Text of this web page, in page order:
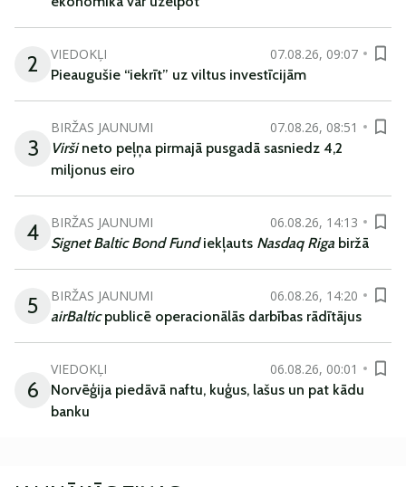
2 VIEDOKĻI
07.08.26, 09:07
Pieaugušie “iekrīt” uz viltus investīcijām
3
BIRŽAS JAUNUMI
07.08.26, 08:51
Viršineto peļņa pirmajā pusgadā sasniedz 4,2
miljonus eiro
4 BIRŽAS JAUNUMI
06.08.26, 14:13
Signet Baltic Bond Fundiekļauts Nasdaq Riga biržā
5 BIRŽAS JAUNUMI
06.08.26, 14:20
airBalticpublicē operacionālās darbības rādītājus
6
VIEDOKĻI
06.08.26, 00:01
Norvēģija piedāvā naftu, kuģus, lašus un pat kādu
banku